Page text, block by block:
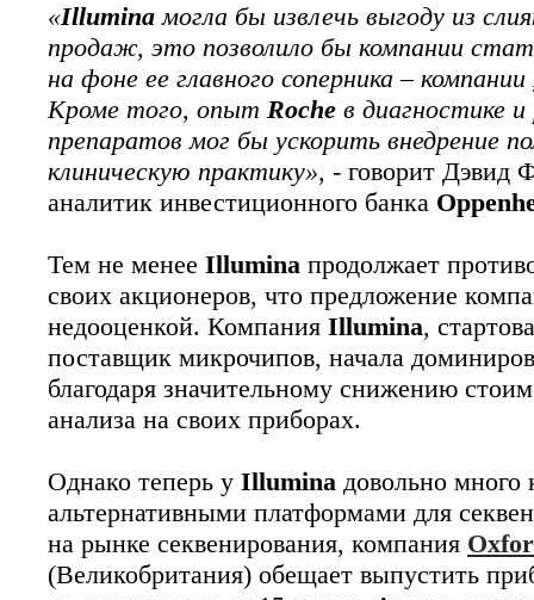
«Illumina могла бы извлечь выгоду из
продаж, это позволило бы компании
на фоне ее главного соперника – компании
Кроме того, опыт Roche в диагностике
препаратов мог бы ускорить внедрение
клиническую практику», - говорит Дэвид
аналитик инвестиционного банка
Тем не менее Illumina продолжает
своих акционеров, что предложение
недооценкой. Компания Illumina,
поставщик микрочипов, начала
благодаря значительному снижению
анализа на своих приборах.
Однако теперь у Illumina довольно много
альтернативными платформами для
на рынке секвенирования, компания
(Великобритания) обещает выпустить